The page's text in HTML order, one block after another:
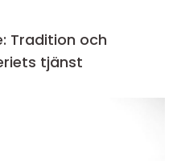
Tradition och
tjänst